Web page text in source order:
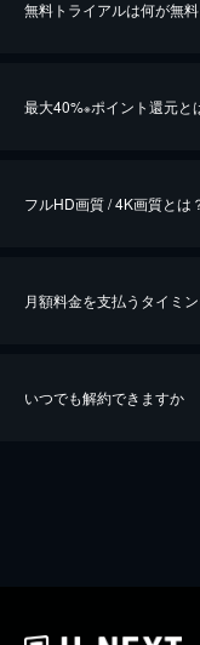
無料トライアルは何が無料
最大40%※ポイント還元と
※40％ポイント還元の対象は、
iOSアプリのUコイン決済に
フルHD画質 / 4K画質とは
月額料金を支払うタイミ
いつでも解約できますか